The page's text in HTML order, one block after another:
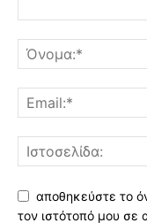
αποθηκεύστε το
τον ιστότοπό μου σε